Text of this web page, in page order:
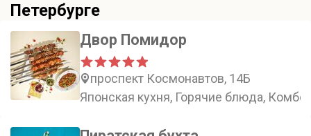
Петербурге
Двор Помидор
проспект Космонавтов, 14Б
Японская кухня, Горячие блюда, Комбо,